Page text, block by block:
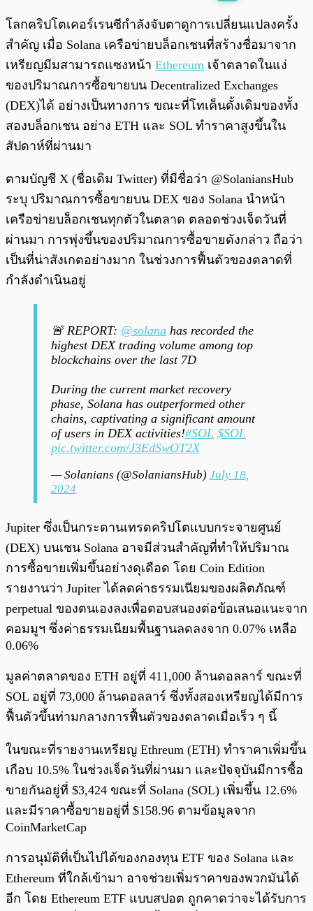
พร้อมเล่น
โลกคริปโตเคอร์เรนซีกำลังจับตาดูการเปลี่ยนแปลงครั้ง
สำคัญ เมื่อ Solana เครือข่ายบล็อกเชนที่สร้างชื่อมาจาก
เหรียญมีมสามารถแซงหน้า Ethereum เจ้าตลาดในแง่
ของปริมาณการซื้อขายบน Decentralized Exchanges
(DEX)ได้ อย่างเป็นทางการ ขณะที่โทเค็นดั้งเดิมของทั้ง
สองบล็อกเชน อย่าง ETH และ SOL ทำราคาสูงขึ้นใน
สัปดาห์ที่ผ่านมา
ตามบัญชี X (ชื่อเดิม Twitter) ที่มีชื่อว่า @SolaniansHub
ระบุ ปริมาณการซื้อขายบน DEX ของ Solana นำหน้า
เครือข่ายบล็อกเชนทุกตัวในตลาด ตลอดช่วงเจ็ดวันที่
ผ่านมา การพุ่งขึ้นของปริมาณการซื้อขายดังกล่าว ถือว่า
เป็นที่น่าสังเกตอย่างมาก ในช่วงการฟื้นตัวของตลาดที่
กำลังดำเนินอยู่
🚨 REPORT: @solana has recorded the
highest DEX trading volume among top
blockchains over the last 7D
During the current market recovery
phase, Solana has outperformed other
chains, captivating a significant amount
of users in DEX activities!#SOL $SOL
pic.twitter.com/J3EdSwOT2X
— Solanians (@SolaniansHub) July 18,
2024
Jupiter ซึ่งเป็นกระดานเทรดคริปโตแบบกระจายศูนย์
(DEX) บนเชน Solana อาจมีส่วนสำคัญที่ทำให้ปริมาณ
การซื้อขายเพิ่มขึ้นอย่างดุเดือด โดย Coin Edition
รายงานว่า Jupiter ได้ลดค่าธรรมเนียมของผลิตภัณฑ์
perpetual ของตนเองลงเพื่อตอบสนองต่อข้อเสนอแนะจาก
คอมมูฯ ซึ่งค่าธรรมเนียมพื้นฐานลดลงจาก 0.07% เหลือ
0.06%
มูลค่าตลาดของ ETH อยู่ที่ 411,000 ล้านดอลลาร์ ขณะที่
SOL อยู่ที่ 73,000 ล้านดอลลาร์ ซึ่งทั้งสองเหรียญได้มีการ
ฟื้นตัวขึ้นท่ามกลางการฟื้นตัวของตลาดเมื่อเร็ว ๆ นี้
ในขณะที่รายงานเหรียญ Ethreum (ETH) ทำราคาเพิ่มขึ้น
เกือบ 10.5% ในช่วงเจ็ดวันที่ผ่านมา และปัจจุบันมีการซื้อ
ขายกันอยู่ที่ $3,424 ขณะที่ Solana (SOL) เพิ่มขึ้น 12.6%
และมีราคาซื้อขายอยู่ที่ $158.96 ตามข้อมูลจาก
CoinMarketCap
การอนุมัติที่เป็นไปได้ของกองทุน ETF ของ Solana และ
Ethereum ที่ใกล้เข้ามา อาจช่วยเพิ่มราคาของพวกมันได้
อีก โดย Ethereum ETF แบบสปอต ถูกคาดว่าจะได้รับการ